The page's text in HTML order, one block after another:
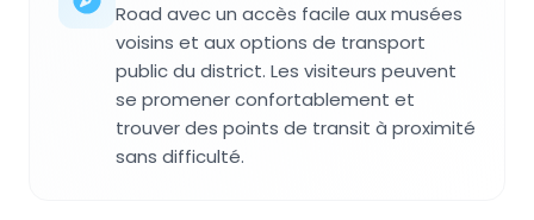
Road avec un accès facile aux musées
voisins et aux options de transport
public du district. Les visiteurs peuvent
se promener confortablement et
trouver des points de transit à proximité
sans difficulté.